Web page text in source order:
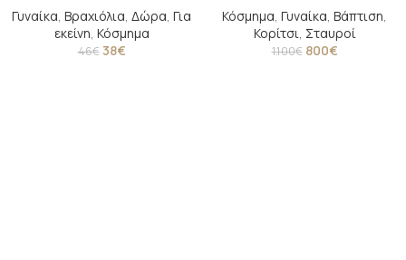
Γυναίκα, Βραχιόλια, Δώρα, Για
εκείνη, Κόσμημα
46€ 38€
Κόσμημα, Γυναίκα, Βάπτιση,
Κορίτσι, Σταυροί
1.100€ 800€